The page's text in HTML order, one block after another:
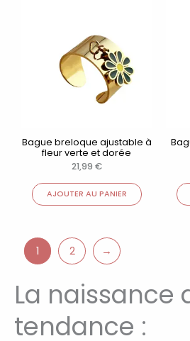
Bague breloque ajustable à
fleur verte et dorée
21,99 €
AJOUTER AU PANIER
1 2 →
La naissance
tendance :